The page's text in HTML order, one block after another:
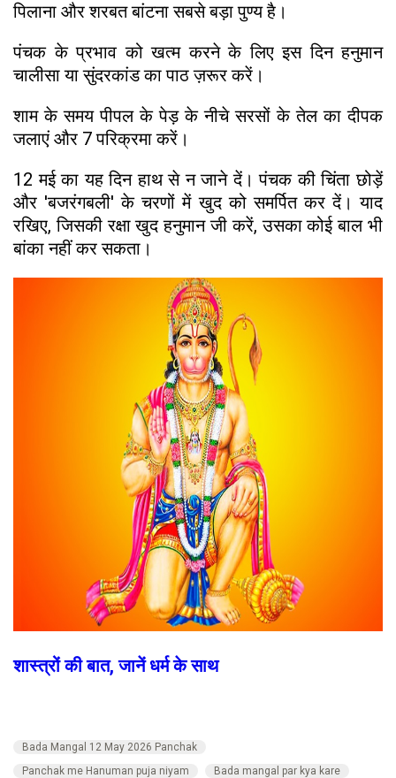
पिलाना और शरबत बांटना सबसे बड़ा पुण्य है।
पंचक के प्रभाव को खत्म करने के लिए इस दिन हनुमान
चालीसा या सुंदरकांड का पाठ ज़रूर करें।
शाम के समय पीपल के पेड़ के नीचे सरसों के तेल का दीपक
जलाएं और 7 परिक्रमा करें।
12 मई का यह दिन हाथ से न जाने दें। पंचक की चिंता छोड़ें
और 'बजरंगबली' के चरणों में खुद को समर्पित कर दें। याद
रखिए, जिसकी रक्षा खुद हनुमान जी करें, उसका कोई बाल भी
बांका नहीं कर सकता।
शास्त्रों की बात, जानें धर्म के साथ
Bada Mangal 12 May 2026 Panchak
Panchak me Hanuman puja niyam
Bada mangal par kya kare